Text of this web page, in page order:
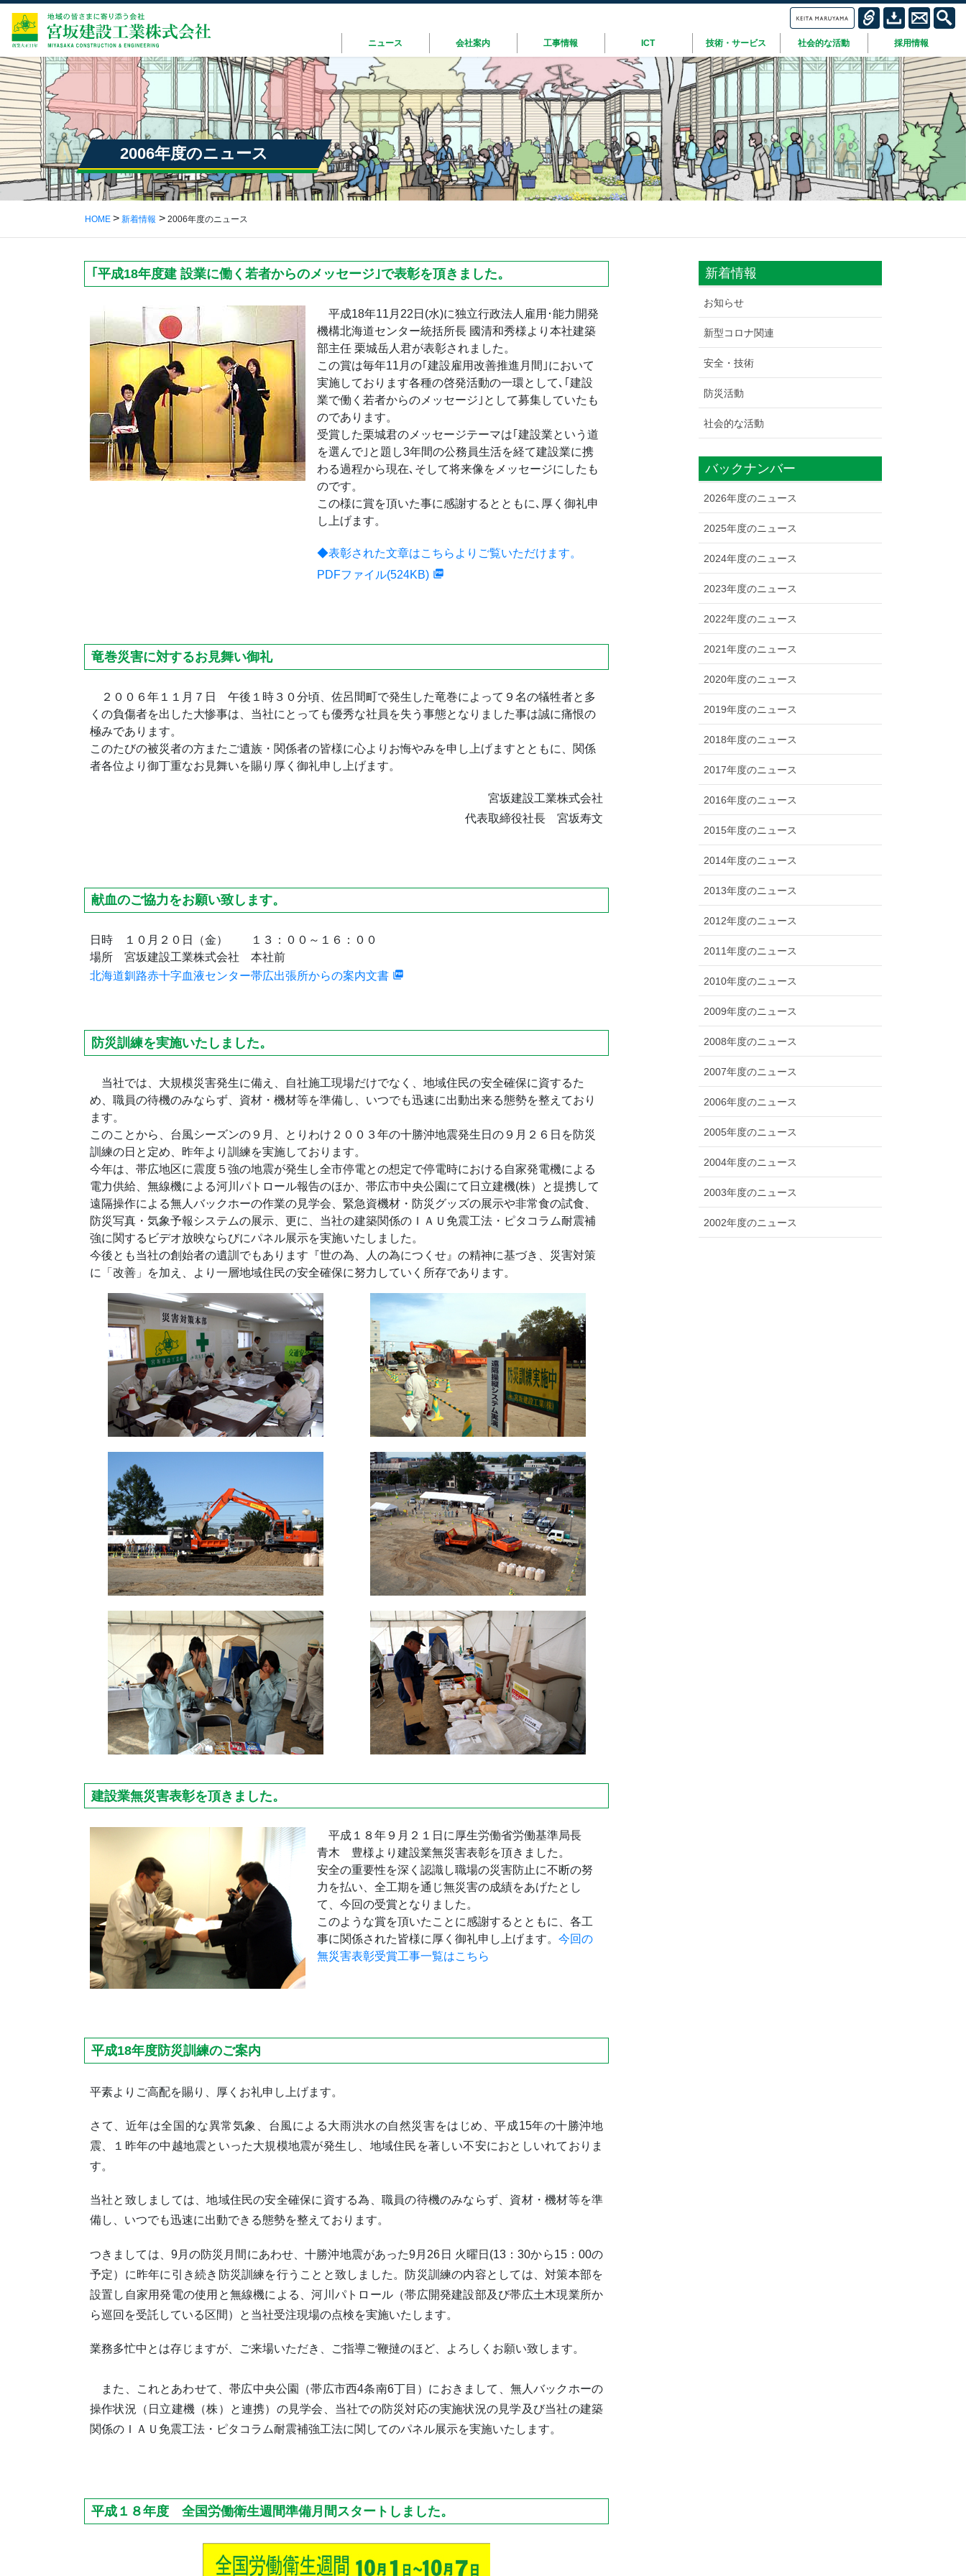
ニュース 会社案内 工事情報 ICT 技術・サービス 社会的な活動 採用情報
2006年度のニュース
HOME 新着情報 2006年度のニュース
｢平成18年度建 設業に働く若者からのメッセージ｣で表彰を頂きました。
平成18年11月22日(水)に独立行政法人雇用･能力開発
機構北海道センター統括所長 國清和秀様より本社建築
部主任 栗城岳人君が表彰されました。
この賞は毎年11月の｢建設雇用改善推進月間｣において
実施しております各種の啓発活動の一環として､｢建設
業で働く若者からのメッセージ｣として募集していたも
のであります。
受賞した栗城君のメッセージテーマは｢建設業という道
を選んで｣と題し3年間の公務員生活を経て建設業に携
わる過程から現在､そして将来像をメッセージにしたも
のです。
この様に賞を頂いた事に感謝するとともに､厚く御礼申
し上げます。
◆表彰された文章はこちらよりご覧いただけます。
PDFファイル(524KB)
竜巻災害に対するお見舞い御礼
２００６年１１月７日 午後１時３０分頃、佐呂間町で発生した竜巻によって９名の犠牲者と多
くの負傷者を出した大惨事は、当社にとっても優秀な社員を失う事態となりました事は誠に痛恨の
極みであります。
このたびの被災者の方またご遺族・関係者の皆様に心よりお悔やみを申し上げますとともに、関係
者各位より御丁重なお見舞いを賜り厚く御礼申し上げます。
宮坂建設工業株式会社
代表取締役社長 宮坂寿文
献血のご協力をお願い致します。
日時 １０月２０日（金） １３：００～１６：００
場所 宮坂建設工業株式会社 本社前
北海道釧路赤十字血液センター帯広出張所からの案内文書
防災訓練を実施いたしました。
当社では、大規模災害発生に備え、自社施工現場だけでなく、地域住民の安全確保に資するた
め、職員の待機のみならず、資材・機材等を準備し、いつでも迅速に出動出来る態勢を整えており
ます。
このことから、台風シーズンの９月、とりわけ２００３年の十勝沖地震発生日の９月２６日を防災
訓練の日と定め、昨年より訓練を実施しております。
今年は、帯広地区に震度５強の地震が発生し全市停電との想定で停電時における自家発電機による
電力供給、無線機による河川パトロール報告のほか、帯広市中央公園にて日立建機(株）と提携して
遠隔操作による無人バックホーの作業の見学会、緊急資機材・防災グッズの展示や非常食の試食、
防災写真・気象予報システムの展示、更に、当社の建築関係のＩＡＵ免震工法・ピタコラム耐震補
強に関するビデオ放映ならびにパネル展示を実施いたしました。
今後とも当社の創始者の遺訓でもあります『世の為、人の為につくせ』の精神に基づき、災害対策
に「改善」を加え、より一層地域住民の安全確保に努力していく所存であります。
建設業無災害表彰を頂きました。
平成１８年９月２１日に厚生労働省労働基準局長
青木 豊様より建設業無災害表彰を頂きました。
安全の重要性を深く認識し職場の災害防止に不断の努
力を払い、全工期を通じ無災害の成績をあげたとし
て、今回の受賞となりました。
このような賞を頂いたことに感謝するとともに、各工
事に関係された皆様に厚く御礼申し上げます。 今回の
無災害表彰受賞工事一覧はこちら
平成18年度防災訓練のご案内
平素よりご高配を賜り、厚くお礼申し上げます。
さて、近年は全国的な異常気象、台風による大雨洪水の自然災害をはじめ、平成15年の十勝沖地
震、１昨年の中越地震といった大規模地震が発生し、地域住民を著しい不安におとしいれておりま
す。
当社と致しましては、地域住民の安全確保に資する為、職員の待機のみならず、資材・機材等を準
備し、いつでも迅速に出動できる態勢を整えております。
つきましては、9月の防災月間にあわせ、十勝沖地震があった9月26日 火曜日(13：30から15：00の
予定）に昨年に引き続き防災訓練を行うことと致しました。防災訓練の内容としては、対策本部を
設置し自家用発電の使用と無線機による、河川パトロール（帯広開発建設部及び帯広土木現業所か
ら巡回を受託している区間）と当社受注現場の点検を実施いたします。
業務多忙中とは存じますが、ご来場いただき、ご指導ご鞭撻のほど、よろしくお願い致します。
また、これとあわせて、帯広中央公園（帯広市西4条南6丁目）におきまして、無人バックホーの
操作状況（日立建機（株）と連携）の見学会、当社での防災対応の実施状況の見学及び当社の建築
関係のＩＡＵ免震工法・ピタコラム耐震補強工法に関してのパネル展示を実施いたします。
平成１８年度 全国労働衛生週間準備月間スタートしました。
新着情報
お知らせ
新型コロナ関連
安全・技術
防災活動
社会的な活動
バックナンバー
2026年度のニュース
2025年度のニュース
2024年度のニュース
2023年度のニュース
2022年度のニュース
2021年度のニュース
2020年度のニュース
2019年度のニュース
2018年度のニュース
2017年度のニュース
2016年度のニュース
2015年度のニュース
2014年度のニュース
2013年度のニュース
2012年度のニュース
2011年度のニュース
2010年度のニュース
2009年度のニュース
2008年度のニュース
2007年度のニュース
2006年度のニュース
2005年度のニュース
2004年度のニュース
2003年度のニュース
2002年度のニュース